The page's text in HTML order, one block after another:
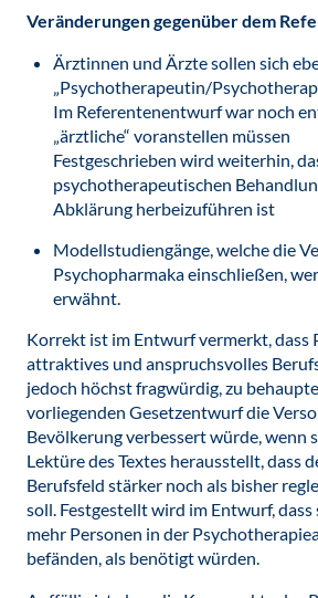
Veränderungen gegenüber dem
Ärztinnen und Ärzte sollen sich
„Psychotherapeutin/
Im Referentenentwurf war noch
„ärztliche“ voranstellen müssen
Festgeschrieben wird weiterhin,
psychotherapeutischen
Abklärung herbeizuführen ist
Modellstudiengänge, welche die
Psychopharmaka einschließen,
erwähnt.
Korrekt ist im Entwurf vermerkt, dass
attraktives und anspruchsvolles
jedoch höchst fragwürdig, zu
vorliegenden Gesetzentwurf die
Bevölkerung verbessert würde, wenn
Lektüre des Textes herausstellt, dass
Berufsfeld stärker noch als bisher
soll. Festgestellt wird im Entwurf,
mehr Personen in der
befänden, als benötigt würden.